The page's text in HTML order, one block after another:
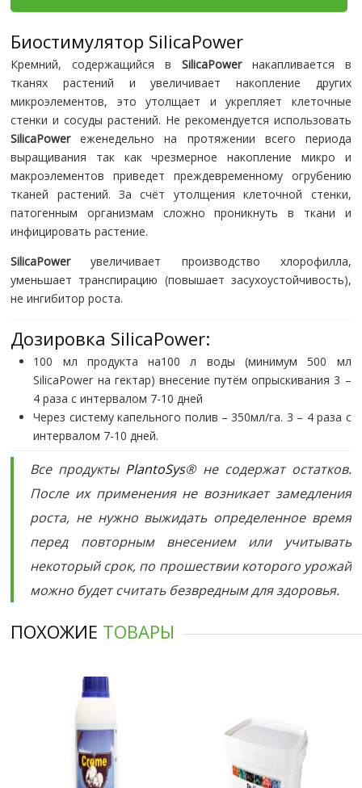
Биостимулятор SilicaPower
Кремний, содержащийся в SilicaPowerнакапливается в
тканях растений и увеличивает накопление других
микроэлементов, это утолщает и укрепляет клеточные
стенки и сосуды растений. Не рекомендуется использовать
SilicaPowerеженедельно на протяжении всего периода
выращивания так как чрезмерное накопление микро и
макроэлементов приведет преждевременному огрубению
тканей растений. За счёт утолщения клеточной стенки,
патогенным организмам сложно проникнуть в ткани и
инфицировать растение.
SilicaPowerувеличивает производство хлорофилла,
уменьшает транспирацию (повышает засухоустойчивость),
не ингибитор роста.
Дозировка SilicaPower:
100 мл продукта на100 л воды (минимум 500 мл
SilicaPower на гектар) внесение путём опрыскивания 3 –
4 раза с интервалом 7-10 дней
Через систему капельного полив – 350мл/га. 3 – 4 раза с
интервалом 7-10 дней.
Все продукты PlantoSys® не содержат остатков.
После их применения не возникает замедления
роста, не нужно выжидать определенное время
перед повторным внесением или учитывать
некоторый срок, по прошествии которого урожай
можно будет считать безвредным для здоровья.
ПОХОЖИЕ ТОВАРЫ